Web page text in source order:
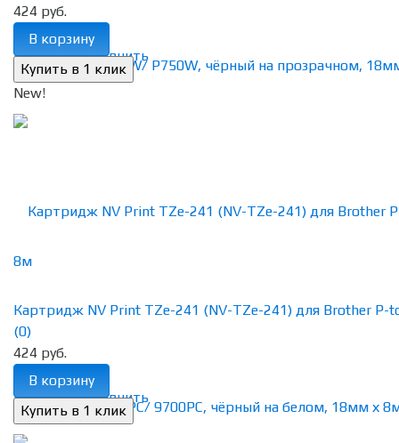
избранное сравнить
424 руб.
В корзину
New!
избранное сравнить
Картридж NV Print TZe-241 (NV-TZe-241) для Brother P-
(0)
424 руб.
В корзину